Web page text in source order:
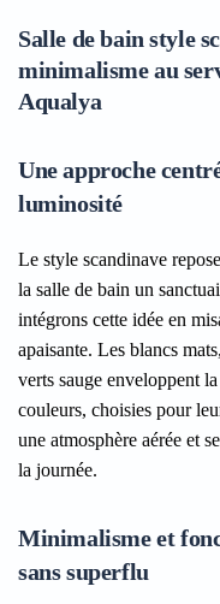
Salle de bain style
minimalisme au
Aqualya
Une approche
luminosité
Le style scandinave
la salle de bain un
intégrons cette idée en
apaisante. Les blancs
verts sauge enveloppent
couleurs, choisies pour
une atmosphère aérée et
la journée.
Minimalisme et
sans superflu